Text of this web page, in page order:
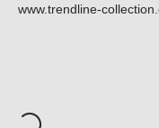
www.trendline-